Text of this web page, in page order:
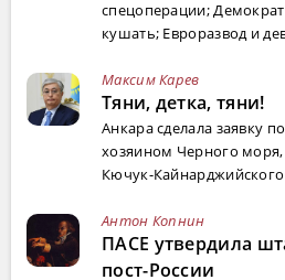
спецоперации;
кушать; Евроразвод и
Максим Карев
Тяни, детка, тяни!
Анкара сделала заявку
хозяином Черного
Кючук-
Антон Копнин
ПАСЕ утвердила
пост-России